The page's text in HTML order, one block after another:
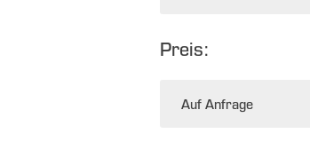
Preis:
Auf Anfrage